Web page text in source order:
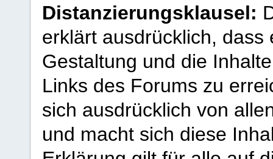
Distanzierungsklausel:
erklärt ausdrücklich,
Gestaltung und die
Links des Forums zu
sich ausdrücklich von
und macht sich diese